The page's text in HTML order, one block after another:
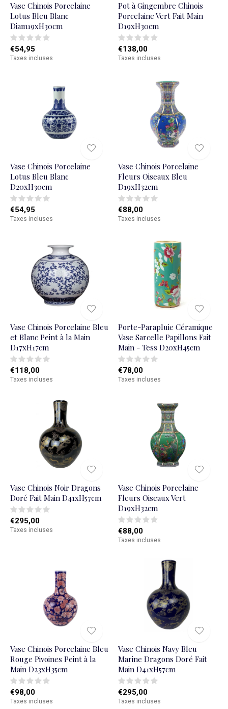
Vase Chinois Porcelaine
Lotus Bleu Blanc
Diam19xH30cm
€54,95
Taxes incluses
Pot à Gingembre Chinois
Porcelaine Vert Fait Main
D19xH30cm
€138,00
Taxes incluses
Vase Chinois Porcelaine
Lotus Bleu Blanc
D20xH30cm
€54,95
Taxes incluses
Vase Chinois Porcelaine
Fleurs Oiseaux Bleu
D19xH32cm
€88,00
Taxes incluses
Vase Chinois Porcelaine Bleu
et Blanc Peint à la Main
D17xH17cm
€118,00
Taxes incluses
Porte-Parapluie Céramique
Vase Sarcelle Papillons Fait
Main - Tess D20xH45cm
€78,00
Taxes incluses
Vase Chinois Noir Dragons
Doré Fait Main D41xH57cm
€295,00
Taxes incluses
Vase Chinois Porcelaine
Fleurs Oiseaux Vert
D19xH32cm
€88,00
Taxes incluses
Vase Chinois Porcelaine Bleu
Rouge Pivoines Peint à la
Main D23xH35cm
€98,00
Taxes incluses
Vase Chinois Navy Bleu
Marine Dragons Doré Fait
Main D41xH57cm
€295,00
Taxes incluses